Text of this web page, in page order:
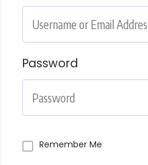
Password
Remember Me